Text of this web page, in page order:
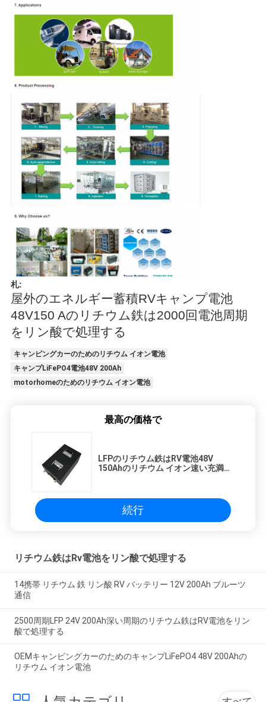
札:
屋外のエネルギー蓄積RVキャンプ電池
48V150 Aのリチウム鉄は2000回電池周期
をリン酸で処理する
キャンピングカーのためのリチウム イオン電池
キャンプLiFePO4電池48V 200Ah
motorhomeのためのリチウム イオン電池
最高の価格で
LFPのリチウム鉄はRV電池48V
150Ahのリチウム イオン速い充満を
続行
リチウム鉄はRv電池をリン酸で処理する
14携帯 リチウム 鉄 リン酸 RV バッテリー 12V 200Ah ブルーツ
通信
2500周期LFP 24V 200Ah深い周期のリチウム鉄はRV電池をリン
酸で処理する
OEMキャンピングカーのためのキャンプLiFePO4 48V 200Ahの
リチウム イオン電池